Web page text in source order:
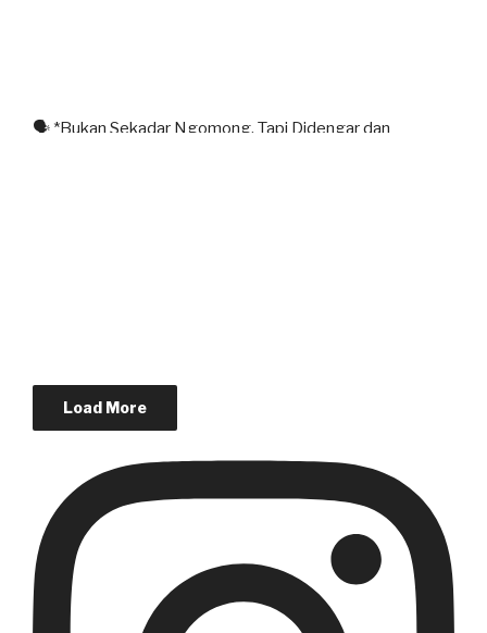
🗣️ *Bukan Sekadar Ngomong, Tapi Didengar dan
Load More